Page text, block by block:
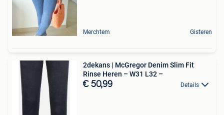
Merchtem Gisteren
2dekans | McGregor Denim Slim Fit
Rinse Heren – W31 L32 –
€ 50,99 Details